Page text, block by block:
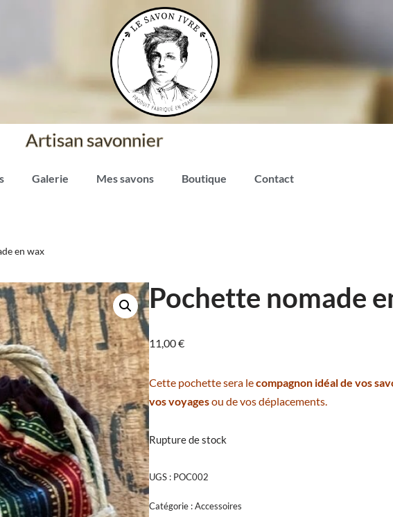
Artisan savonnier
Galerie Mes savons Boutique Contact
en wax
Pochette nomade
11,00€
Cette pochette sera lecompagnon idéal de vos
vos voyagesou de vos déplacements.
Rupture de stock
UGS : POC002
Catégorie :Accessoires